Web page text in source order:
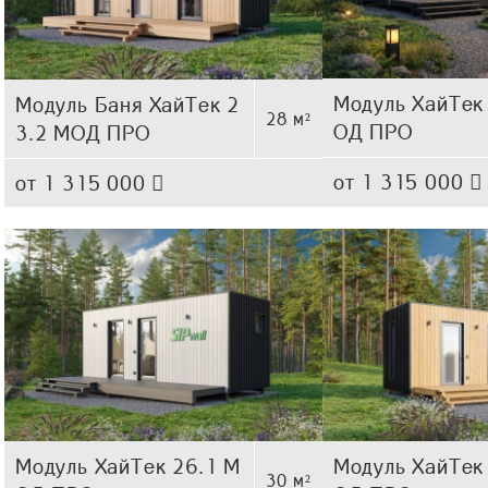
Модуль Баня ХайТек 2
3.2 МОД ПРО
28 м²
от 1 315 000
Модуль
ОД ПРО
от 1 315 000
Модуль ХайТек 26.1 М
30 м²
Модуль